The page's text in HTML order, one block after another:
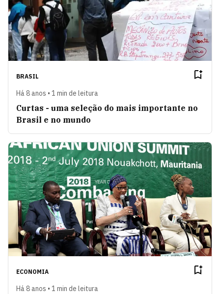
BRASIL
Há 8 anos • 1 min de leitura
Curtas - uma seleção do mais importante no
Brasil e no mundo
ECONOMIA
Há 8 anos • 1 min de leitura